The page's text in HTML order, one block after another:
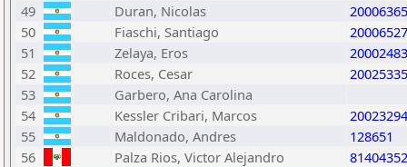
49
Duran, Nicolas
20006365
50
Fiaschi, Santiago
20006527
51
Zelaya, Eros
20002483
52
Roces, Cesar
20025335
53
Garbero, Ana Carolina
54
Kessler Cribari, Marcos
20023294
55
Maldonado, Andres
128651
56
Palza Rios, Victor Alejandro
81404352